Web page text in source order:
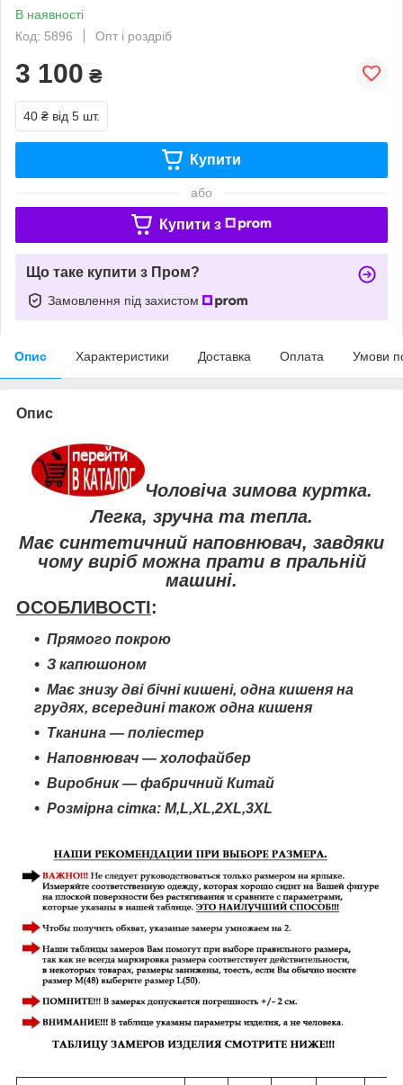
В наявності
Код: 5896
Опт і роздріб
3 100 ₴
40 ₴ від 5 шт.
Купити
або
Купити з
Що таке купити з Пром?
Замовлення під захистом
Опис Характеристики Доставка Оплата Умови
Опис
Чоловіча зимова куртка.
Легка, зручна та тепла.
Має синтетичний наповнювач, завдяки
чому виріб можна прати в пральній
машині.
ОСОБЛИВОСТІ:
Прямого покрою
З капюшоном
Має знизу дві бічні кишені, одна кишеня на
грудях, всередині також одна кишеня
Тканина — поліестер
Наповнювач — холофайбер
Виробник — фабричний Китай
Розмірна сітка: M,L,XL,2XL,3XL